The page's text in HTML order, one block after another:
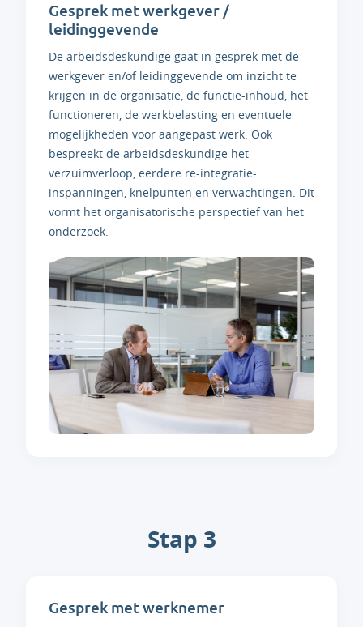
Gesprek met werkgever /
leidinggevende
De arbeidsdeskundige gaat in gesprek met de
werkgever en/of leidinggevende om inzicht te
krijgen in de organisatie, de functie-inhoud, het
functioneren, de werkbelasting en eventuele
mogelijkheden voor aangepast werk. Ook
bespreekt de arbeidsdeskundige het
verzuimverloop, eerdere re-integratie-
inspanningen, knelpunten en verwachtingen. Dit
vormt het organisatorische perspectief van het
onderzoek.
Stap 3
Gesprek met werknemer